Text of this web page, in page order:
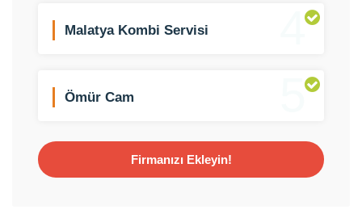
4
Malatya Kombi Servisi
5
Ömür Cam
Firmanızı Ekleyin!